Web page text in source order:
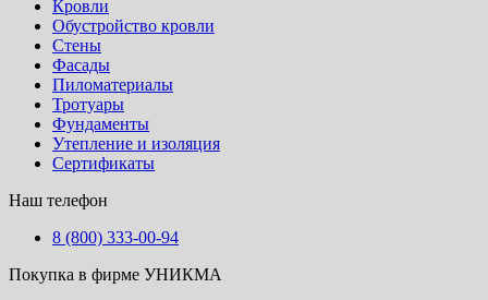
Кровли
Обустройство кровли
Стены
Фасады
Пиломатериалы
Тротуары
Фундаменты
Утепление и изоляция
Сертификаты
Наш телефон
8 (800) 333-00-94
Покупка в фирме УНИКМА